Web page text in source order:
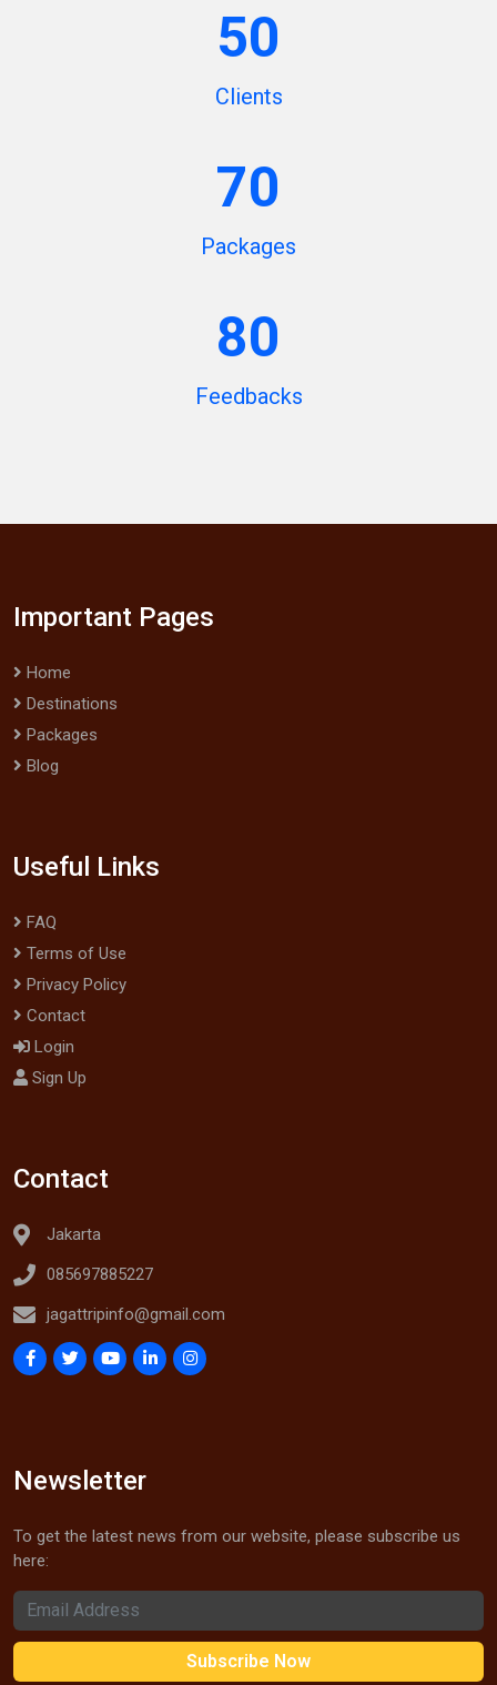
50
Clients
70
Packages
80
Feedbacks
Important Pages
Home
Destinations
Packages
Blog
Useful Links
FAQ
Terms of Use
Privacy Policy
Contact
Login
Sign Up
Contact
Jakarta
085697885227
jagattripinfo@gmail.com
Newsletter
To get the latest news from our website, please subscribe us
here: